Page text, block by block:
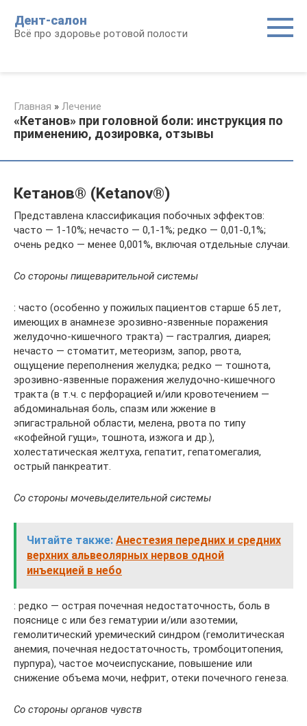
контенту
Дент-салон
Всё про здоровье ротовой полости
Главная » Лечение
«Кетанов» при головной боли: инструкция по
применению, дозировка, отзывы
Кетанов® (Ketanov®)
Представлена классификация побочных эффектов:
часто — 1-10%; нечасто — 0,1-1%; редко — 0,01-0,1%;
очень редко — менее 0,001%, включая отдельные случаи.
Со стороны пищеварительной системы
: часто (особенно у пожилых пациентов старше 65 лет,
имеющих в анамнезе эрозивно-язвенные поражения
желудочно-кишечного тракта) — гастралгия, диарея;
нечасто — стоматит, метеоризм, запор, рвота,
ощущение переполнения желудка; редко — тошнота,
эрозивно-язвенные поражения желудочно-кишечного
тракта (в т.ч. с перфорацией и/или кровотечением —
абдоминальная боль, спазм или жжение в
эпигастральной области, мелена, рвота по типу
«кофейной гущи», тошнота, изжога и др.),
холестатическая желтуха, гепатит, гепатомегалия,
острый панкреатит.
Со стороны мочевыделительной системы
Читайте также: Анестезия передних и средних
верхних альвеолярных нервов одной
инъекцией в небо
: редко — острая почечная недостаточность, боль в
пояснице с или без гематурии и/или азотемии,
гемолитический уремический синдром (гемолитическая
анемия, почечная недостаточность, тромбоцитопения,
пурпура), частое мочеиспускание, повышение или
снижение объема мочи, нефрит, отеки почечного генеза.
Со стороны органов чувств